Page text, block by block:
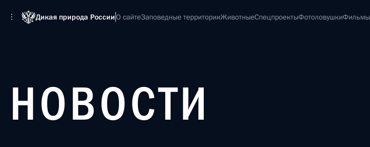
Дикая природа РоссииО сайтеЗаповедные территорииЖивотныеСпецпроектыФотоловушкиФильмы
НОВОСТИ